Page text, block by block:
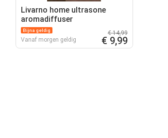
Livarno home ultrasone
aromadiffuser
Bijna geldig
Vanaf morgen geldig
€ 14,99
€ 9,99